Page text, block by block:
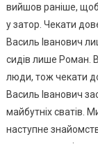
вийшов раніше, щоб
у затор. Чекати
Василь Іванович
сидів лише Роман.
люди, тож чекати
Василь Іванович
майбутніх сватів.
наступне